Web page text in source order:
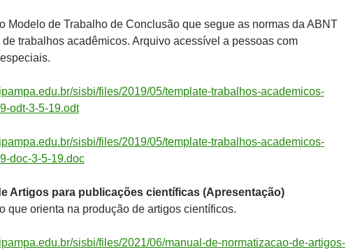
Modelo de Trabalho de Conclusão que segue as normas da ABNT
trabalhos acadêmicos. Arquivo acessível a pessoas com
sisbi/files/2019/05/template-trabalhos-academicos-
odt-3-5-19.odt
sisbi/files/2019/05/template-trabalhos-academicos-
doc-3-5-19.doc
Artigos para publicações científicas (Apresentação)
que orienta na produção de artigos científicos.
sisbi/files/2021/06/manual-de-normatizacao-de-artigos-